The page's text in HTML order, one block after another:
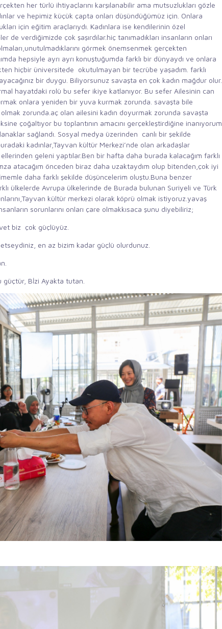
her türlü ihtiyaçlarını karşılanabilir ama mutsuzlukları gözle
ve hepimiz küçük çapta onları düşündüğümüz için. Onlara
için eğitim araçlarıydı. Kadınlara ise kendilerinin özel
de verdiğimizde çok şaşırdılar.hiç tanımadıkları insanların onları
görmek önemsenmek gerçekten
hepsiyle ayrı ayrı konuştuğumda farklı bir dünyaydı ve onlara
hiçbir üniversitede okutulmayan bir tecrübe yaşadım. farklı
bir duygu. Biliyorsunuz savaşta en çok kadın mağdur olur.
hayatdaki rolü bu sefer ikiye katlanıyor. Bu sefer Ailesinin can
onlara yeniden bir yuva kurmak zorunda. savaşta bile
zorunda.aç olan ailesini kadın doyurmak zorunda savaşta
çoğaltıyor bu toplantının amacını gerçekleştirdiğine inanıyorum
sağlandı. Sosyal medya üzerinden canlı bir şekilde
kadınlar,Tayvan kültür Merkezi’nde olan arkadaşlar
geleni yaptılar.Ben bir hafta daha burada kalacağım farklı
atacağım önceden biraz daha uzaktaydım olup bitenden,çok iyi
daha farklı şekilde düşüncelerim oluştu.Buna benzer
ülkelerde Avrupa ülkelerinde de Burada bulunan Suriyeli ve Türk
kültür merkezi olarak köprü olmak istiyoruz.yavaş
sorunlarını onları çare olmakkısaca şunu diyebiliriz;
biz çok güçlüyüz.
en az bizim kadar güçlü olurdunuz.
güçtür, Bİzi Ayakta tutan.